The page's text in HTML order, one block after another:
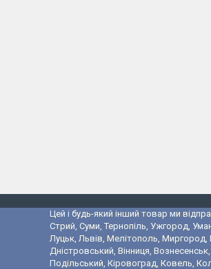
Цей і будь-який інший товар ми
Стрий, Суми, Тернопіль, Ужгород,
Луцьк, Львів, Мелітополь,
Дністровський, Вінниця,
Подільський, Кіровоград, Ковель,